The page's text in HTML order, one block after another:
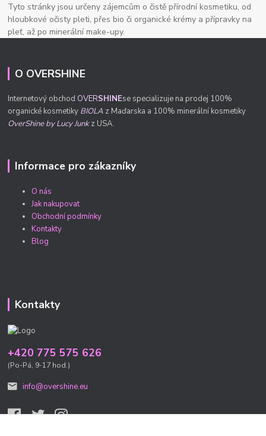
Tyto stránky jsou určeny zájemcům o čistě přírodní kosmetiku, od
hloubkové očisty pleti, přes bio či organické krémy a přípravky na
pleť, až po minerální make-upy.
O OVERSHINE
Internetový obchod OVERSHINEse specializuje na prodej 100%
organické kosmetiky BIOLA z Maďarska a 100% minerální kosmetiky
OverShine by Lucy Junkz USA.
Informace pro zákazníky
O nás
Jak nakupovat
Obchodní podmínky
Kontakty
Blog
Kontakty
+420 775 575 626
(Po-Pá, 9-17 hod.)
info@overshine.eu